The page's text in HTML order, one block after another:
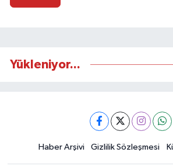
Yükleniyor...
Haber Arşivi Gizlilik Sözleşmesi